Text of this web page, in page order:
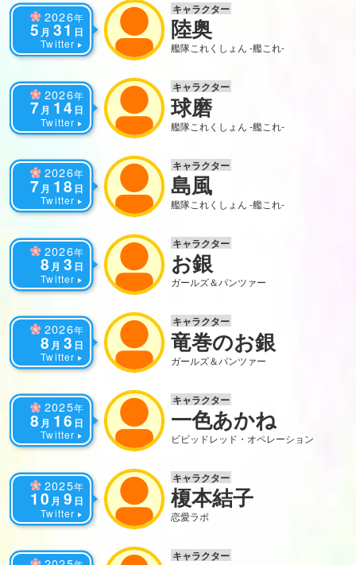
2026年
5 月 31 日
Twitter
キャラクター
陸奥
艦隊これくしょん -艦これ-
2026年
7月 14 日
Twitter
キャラクター
球磨
艦隊これくしょん -艦これ-
2026年
7月 18 日
Twitter
キャラクター
島風
艦隊これくしょん -艦これ-
2026年
8 月 3 日
Twitter
キャラクター
お銀
ガールズ＆パンツァー
2026年
8 月 3 日
Twitter
キャラクター
竜巻のお銀
ガールズ＆パンツァー
2025年
8 月 16 日
Twitter
キャラクター
一色あかね
ビビッドレッド・オペレーション
2025年
10 月 9 日
Twitter
キャラクター
榎本結子
恋愛ラボ
キャラクター